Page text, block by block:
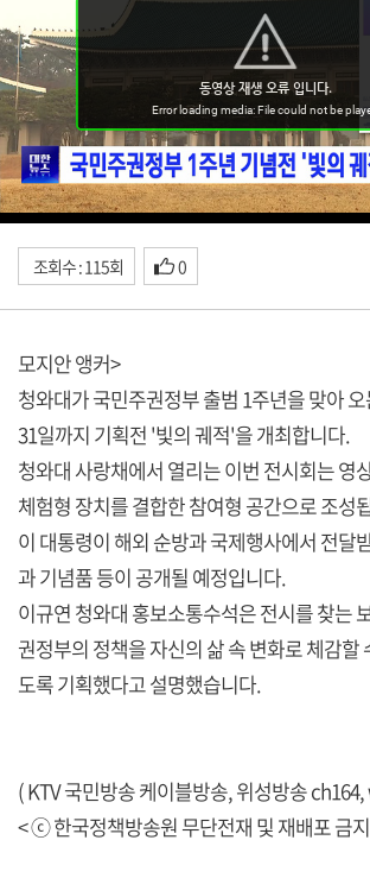
조회수 : 115회 0
모지안 앵커>
청와대가 국민주권정부 출범 1주년을 맞아
31일까지 기획전 '빛의 궤적'을 개최합니다.
청와대 사랑채에서 열리는 이번 전시회는 영
체험형 장치를 결합한 참여형 공간으로 조성
이 대통령이 해외 순방과 국제행사에서 전달
과 기념품 등이 공개될 예정입니다.
이규연 청와대 홍보소통수석은 전시를 찾는
권정부의 정책을 자신의 삶 속 변화로 체감할
도록 기획했다고 설명했습니다.
( KTV 국민방송 케이블방송, 위성방송 ch164,
< ⓒ 한국정책방송원 무단전재 및 재배포 금